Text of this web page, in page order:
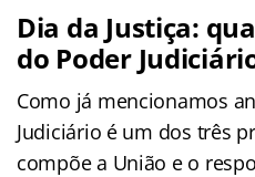
Dia da Justiça:
do Poder
Como já mencionamos
Judiciário é um dos três
compõe a União e o